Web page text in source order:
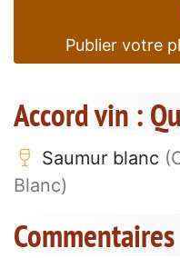
Publier votre
Accord vin :
Saumur blanc
Blanc)
Commentaires